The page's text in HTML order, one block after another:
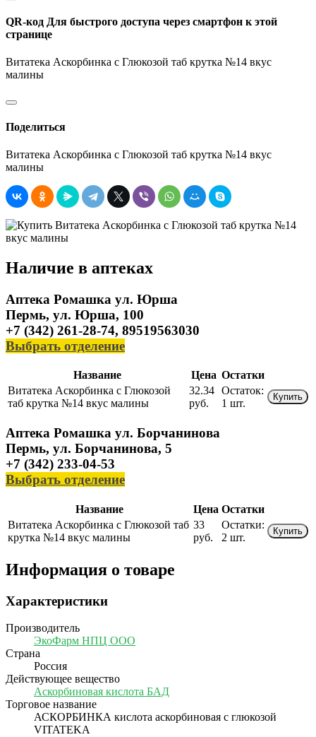
QR-код Для быстрого доступа через смартфон к этой
странице
Витатека Аскорбинка с Глюкозой таб крутка №14 вкус
малины
Поделиться
Витатека Аскорбинка с Глюкозой таб крутка №14 вкус
малины
Наличие в аптеках
Аптека Ромашка ул. Юрша
Пермь, ул. Юрша, 100
+7 (342) 261-28-74, 89519563030
Выбрать отделение
Название Цена Остатки
Витатека Аскорбинка с Глюкозой
таб крутка №14 вкус малины
32.34
руб.
Остаток:
1 шт.
Купить
Аптека Ромашка ул. Борчанинова
Пермь, ул. Борчанинова, 5
+7 (342) 233-04-53
Выбрать отделение
Название Цена Остатки
Витатека Аскорбинка с Глюкозой таб
крутка №14 вкус малины
33
руб.
Остатки:
2 шт.
Купить
Информация о товаре
Характеристики
Производитель
ЭкоФарм НПЦ ООО
Страна
Россия
Действующее вещество
Аскорбиновая кислота БАД
Торговое название
АСКОРБИНКА кислота аскорбиновая с глюкозой
VITATEKA